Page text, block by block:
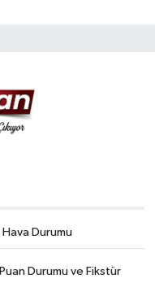
Hava Durumu
Puan Durumu ve Fikstür